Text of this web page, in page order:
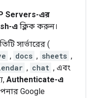
Servers-এর
এ ক্লিক করুন।
সার্ভারের (
, docs , sheets ,
, chat , এবং
Authenticate-এ
Google